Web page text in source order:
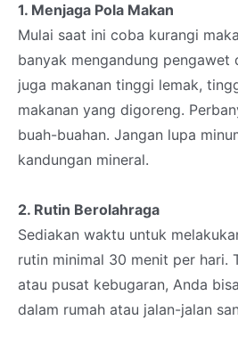
1. Menjaga Pola Makan
Mulai saat ini coba kurangi
banyak mengandung pengawet
juga makanan tinggi lemak,
makanan yang digoreng.
buah-buahan. Jangan lupa
kandungan mineral.
2. Rutin Berolahraga
Sediakan waktu untuk
rutin minimal 30 menit per hari.
atau pusat kebugaran, Anda
dalam rumah atau jalan-jalan